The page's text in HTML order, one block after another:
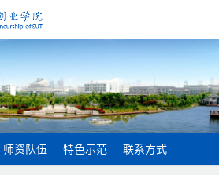
师资队伍 特色示范 联系方式